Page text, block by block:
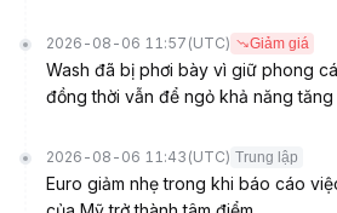
2026-08-06 11:57 (UTC) Giảm giá
Wash đã bị phơi bày vì giữ phong
đồng thời vẫn để ngỏ khả năng
2026-08-06 11:43 (UTC) Trung lập
Euro giảm nhẹ trong khi báo cáo